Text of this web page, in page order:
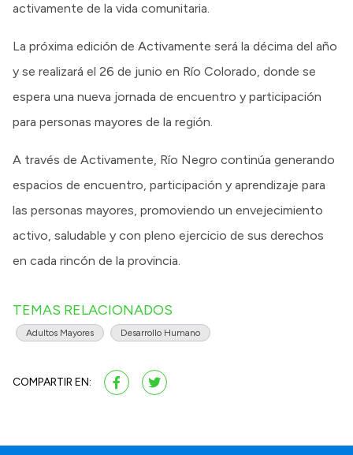
activamente de la vida comunitaria.
La próxima edición de Activamente será la décima del año
y se realizará el 26 de junio en Río Colorado, donde se
espera una nueva jornada de encuentro y participación
para personas mayores de la región.
A través de Activamente, Río Negro continúa generando
espacios de encuentro, participación y aprendizaje para
las personas mayores, promoviendo un envejecimiento
activo, saludable y con pleno ejercicio de sus derechos
en cada rincón de la provincia.
TEMAS RELACIONADOS
Adultos Mayores Desarrollo Humano
COMPARTIR EN: